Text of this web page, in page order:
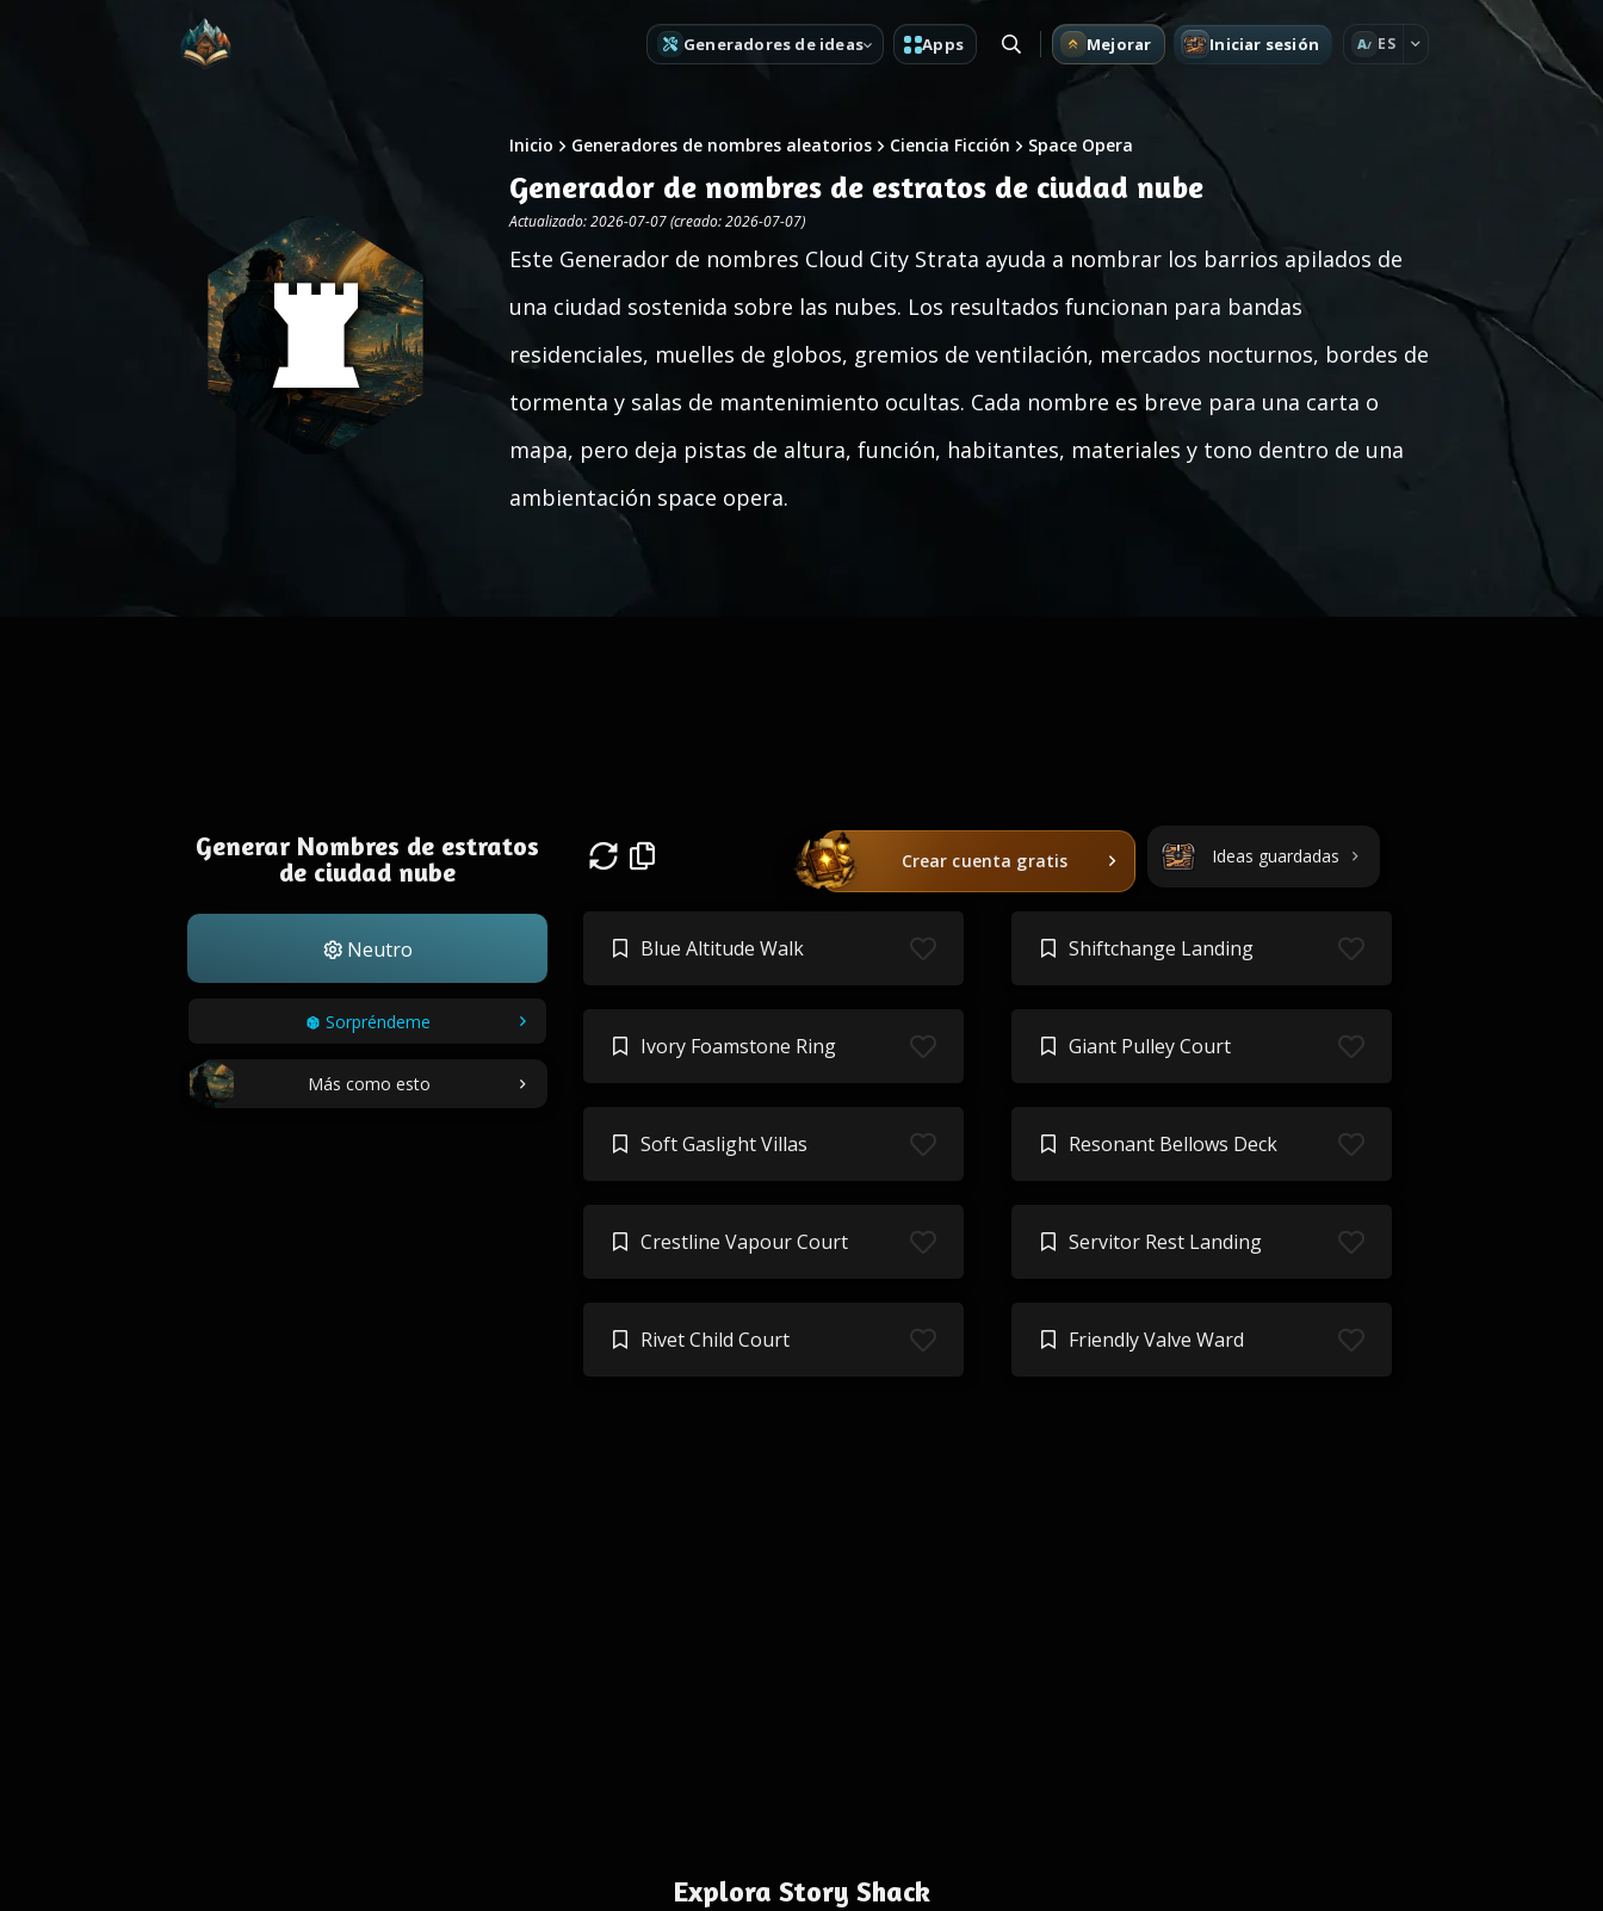
Generadores de ideas Apps Mejorar Iniciar sesión A ES
Inicio Generadores de nombres aleatorios Ciencia Ficción Space Opera
Generador de nombres de estratos de ciudad nube
Actualizado: 2026-07-07 (creado: 2026-07-07)
Este Generador de nombres Cloud City Strata ayuda a nombrar los barrios apilados de
una ciudad sostenida sobre las nubes. Los resultados funcionan para bandas
residenciales, muelles de globos, gremios de ventilación, mercados nocturnos, bordes de
tormenta y salas de mantenimiento ocultas. Cada nombre es breve para una carta o
mapa, pero deja pistas de altura, función, habitantes, materiales y tono dentro de una
ambientación space opera.
Generar Nombres de estratos
de ciudad nube
Neutro
Sorpréndeme
Más como esto
Crear cuenta gratis Ideas guardadas
Blue Altitude Walk Shiftchange Landing
Ivory Foamstone Ring Giant Pulley Court
Soft Gaslight Villas Resonant Bellows Deck
Crestline Vapour Court Servitor Rest Landing
Rivet Child Court Friendly Valve Ward
Explora Story Shack